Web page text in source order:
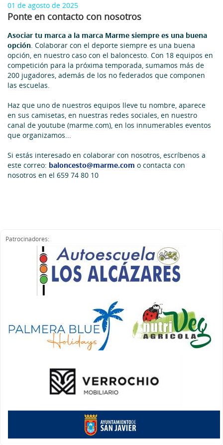
01 de agosto de 2025
Ponte en contacto con nosotros
Asociar tu marca a la marca Marme siempre es una buena
opción. Colaborar con el deporte siempre es una buena
opción, en nuestro caso con el baloncesto. Con 18 equipos en
competición para la próxima temporada, sumamos más de
200 jugadores, además de los no federados que componen
las escuelas.
Haz que uno de nuestros equipos lleve tu nombre, aparece
en sus camisetas, en nuestras redes sociales, en nuestro
canal de youtube (marme.com), en los innumerables eventos
que organizamos...
Si estás interesado en colaborar con nosotros, escríbenos a
este correo: baloncesto@marme.com o contacta con
nosotros en el 659 74 80 10
Patrocinadores: